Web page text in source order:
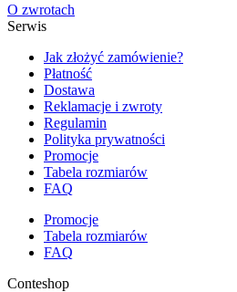
O zwrotach
Serwis
Jak złożyć zamówienie?
Płatność
Dostawa
Reklamacje i zwroty
Regulamin
Polityka prywatności
Promocje
Tabela rozmiarów
FAQ
Promocje
Tabela rozmiarów
FAQ
Conteshop